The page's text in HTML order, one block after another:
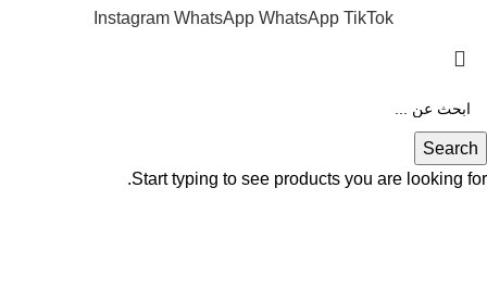
Instagram WhatsApp WhatsApp TikTok
Search
Start typing to see products you are looking for.